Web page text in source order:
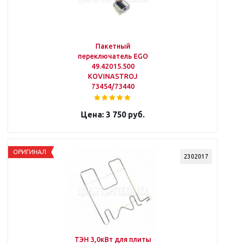
Пакетный
переключатель EGO
49.42015.500
KOVINASTROJ
73454/73440
3 750 руб.
2302017
ОРИГИНАЛ
ТЭН 3,0кВт для плиты